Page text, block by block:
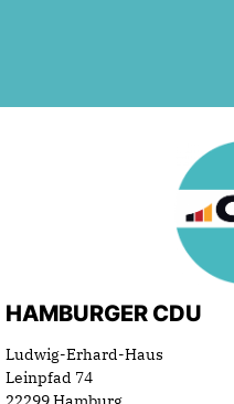
HAMBURGER CDU
Ludwig-Erhard-Haus
Leinpfad 74